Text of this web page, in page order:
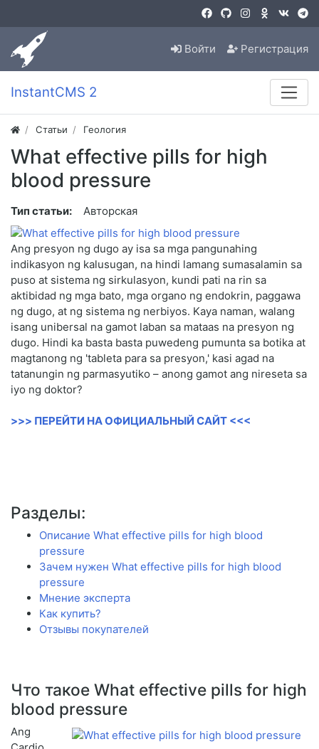
Войти Регистрация
InstantCMS 2
Статьи Геология
What effective pills for high
blood pressure
Тип статьи: Авторская
Ang presyon ng dugo ay isa sa mga pangunahing
indikasyon ng kalusugan, na hindi lamang sumasalamin sa
puso at sistema ng sirkulasyon, kundi pati na rin sa
aktibidad ng mga bato, mga organo ng endokrin, paggawa
ng dugo, at ng sistema ng nerbiyos. Kaya naman, walang
isang unibersal na gamot laban sa mataas na presyon ng
dugo. Hindi ka basta basta puwedeng pumunta sa botika at
magtanong ng 'tableta para sa presyon,' kasi agad na
tatanungin ng parmasyutiko – anong gamot ang nireseta sa
iyo ng doktor?
>>> ПЕРЕЙТИ НА ОФИЦИАЛЬНЫЙ САЙТ <<<
Разделы:
Описание What effective pills for high blood
pressure
Зачем нужен What effective pills for high blood
pressure
Мнение эксперта
Как купить?
Отзывы покупателей
Что такое What effective pills for high
blood pressure
Ang